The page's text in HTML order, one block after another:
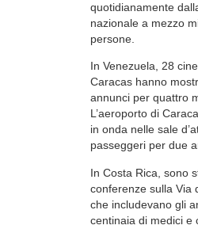
quotidianamente
nazionale a mezzo
persone.
In Venezuela, 28
Caracas hanno
annunci per quattro
L’aeroporto di
in onda nelle sale
passeggeri per due
In Costa Rica, sono
conferenze sulla Via
che includevano gli
centinaia di medici e